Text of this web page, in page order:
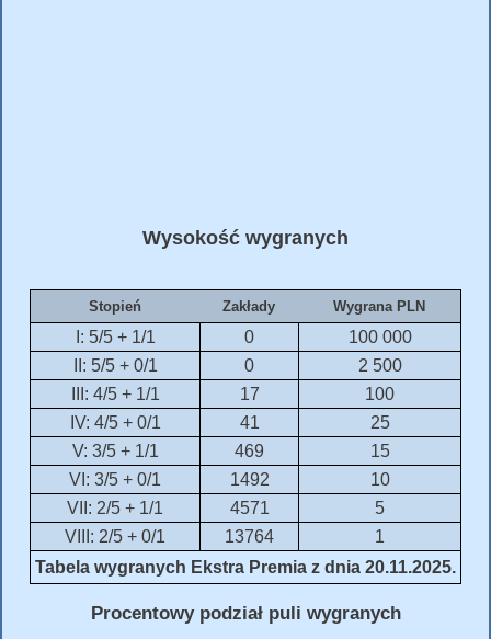
Wysokość wygranych
Stopień Zakłady Wygrana PLN
I: 5/5 + 1/1 0
100 000
II: 5/5 + 0/1
0
2 500
III: 4/5 + 1/1
17
100
IV: 4/5 + 0/1
41
25
V: 3/5 + 1/1
469
15
VI: 3/5 + 0/1
1492
10
VII: 2/5 + 1/1
4571
5
VIII: 2/5 + 0/1
13764
1
Tabela wygranych Ekstra Premia z dnia 20.11.2025.
Procentowy podział puli wygranych